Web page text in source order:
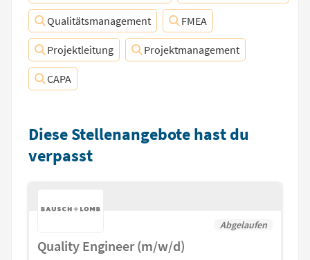
Qualitätsmanagement FMEA
Projektleitung Projektmanagement
CAPA
Diese Stellenangebote hast du
verpasst
Abgelaufen
Quality Engineer (m/w/d)